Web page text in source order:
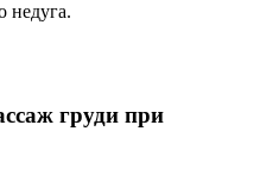
недуга.
груди при